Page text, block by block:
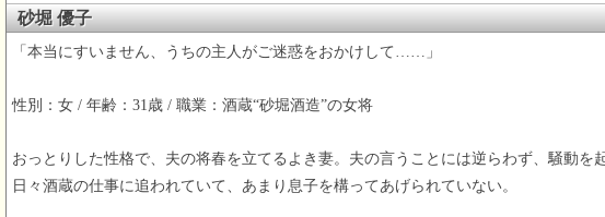
砂堀 優子
「本当にすいません、うちの主人がご迷惑をおかけして……」
性別：女 / 年齢：31歳 / 職業：酒蔵“砂堀酒造”の女将
おっとりした性格で、夫の将春を立てるよき妻。夫の言うことには逆らわず、騒動を
日々酒蔵の仕事に追われていて、あまり息子を構ってあげられていない。